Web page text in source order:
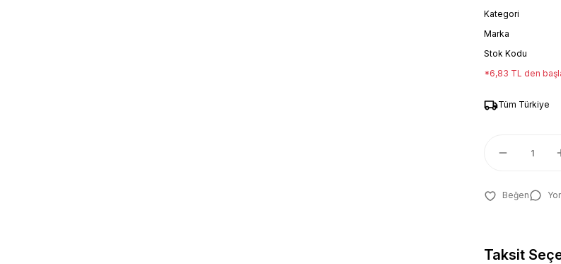
Kategori
Marka
Stok Kodu
*6,83 TL den
Tüm Türkiye
Taksit